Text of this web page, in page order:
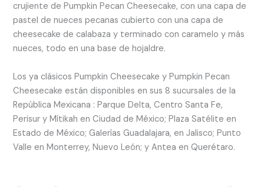
crujiente de Pumpkin Pecan Cheesecake, con una capa de
pastel de nueces pecanas cubierto con una capa de
cheesecake de calabaza y terminado con caramelo y más
nueces, todo en una base de hojaldre.
Los ya clásicos Pumpkin Cheesecake y Pumpkin Pecan
Cheesecake están disponibles en sus 8 sucursales de la
República Mexicana : Parque Delta, Centro Santa Fe,
Perisur y Mítikah en Ciudad de México; Plaza Satélite en
Estado de México; Galerías Guadalajara, en Jalisco; Punto
Valle en Monterrey, Nuevo León; y Antea en Querétaro.